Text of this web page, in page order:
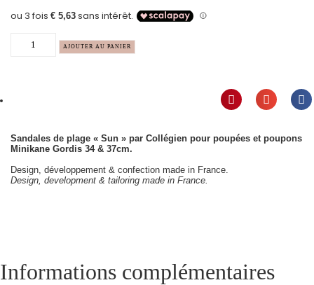
AJOUTER AU PANIER
Sandales de plage « Sun » par Collégien pour poupées et poupons
Minikane Gordis 34 & 37cm.
Design, développement & confection made in France.
Design, development & tailoring made in France.
Informations complémentaires